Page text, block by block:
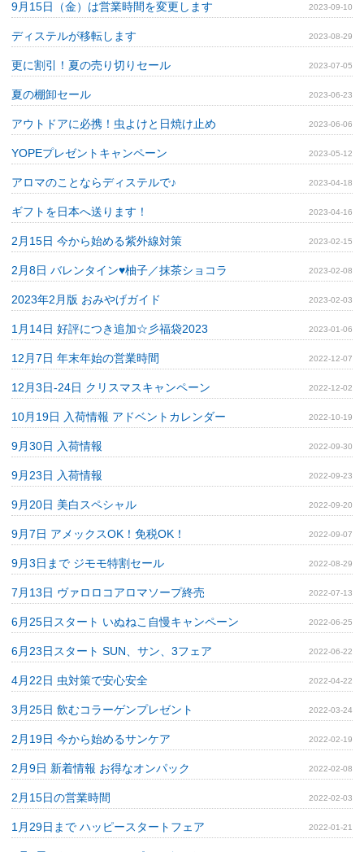
9月15日（金）は営業時間を変更します 2023-09-10
ディステルが移転します 2023-08-29
更に割引！夏の売り切りセール 2023-07-05
夏の棚卸セール 2023-06-23
アウトドアに必携！虫よけと日焼け止め 2023-06-06
YOPEプレゼントキャンペーン 2023-05-12
アロマのことならディステルで♪ 2023-04-18
ギフトを日本へ送ります！ 2023-04-16
2月15日 今から始める紫外線対策 2023-02-15
2月8日 バレンタイン♥柚子／抹茶ショコラ 2023-02-08
2023年2月版 おみやげガイド 2023-02-03
1月14日 好評につき追加☆彡福袋2023 2023-01-06
12月7日 年末年始の営業時間 2022-12-07
12月3日‐24日 クリスマスキャンペーン 2022-12-02
10月19日 入荷情報 アドベントカレンダー 2022-10-19
9月30日 入荷情報 2022-09-30
9月23日 入荷情報 2022-09-23
9月20日 美白スペシャル 2022-09-20
9月7日 アメックスOK！免税OK！ 2022-09-07
9月3日まで ジモモ特割セール 2022-08-29
7月13日 ヴァロロコアロマソープ終売 2022-07-13
6月25日スタート いぬねこ自慢キャンペーン 2022-06-25
6月23日スタート SUN、サン、3フェア 2022-06-22
4月22日 虫対策で安心安全 2022-04-22
3月25日 飲むコラーゲンプレゼント 2022-03-24
2月19日 今から始めるサンケア 2022-02-19
2月9日 新着情報 お得なオンパック 2022-02-08
2月15日の営業時間 2022-02-03
1月29日まで ハッピースタートフェア 2022-01-21